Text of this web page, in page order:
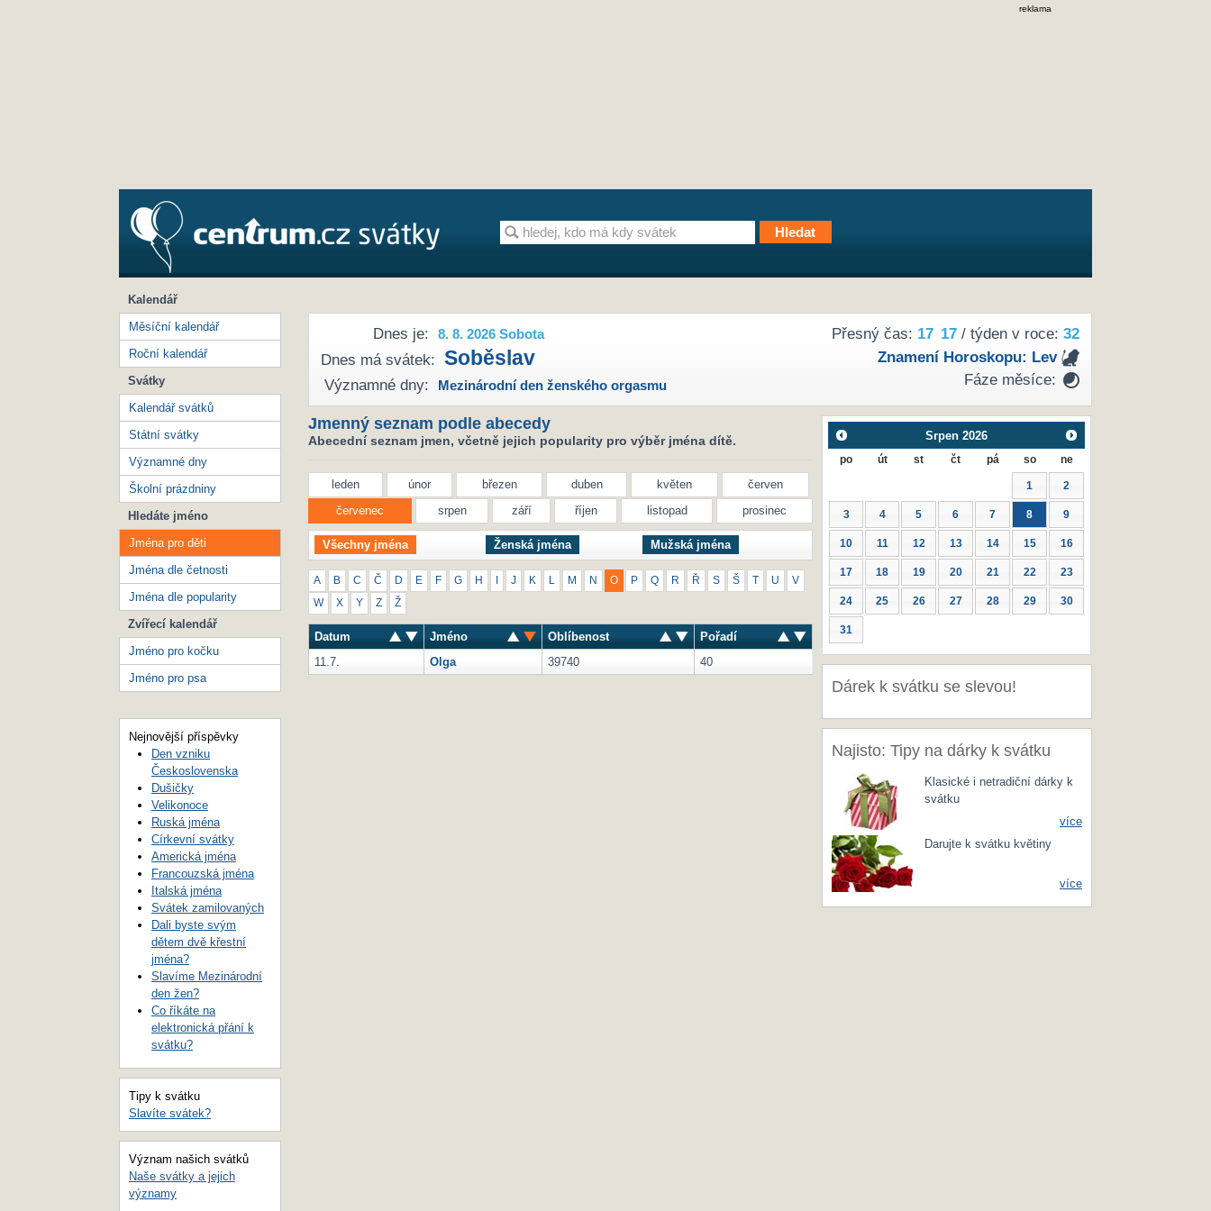
reklama
Přesný čas: 17 17/ týden v roce: 32
Znamení Horoskopu: Lev
Fáze měsíce:
Dnes je: 8. 8. 2026 Sobota
Dnes má svátek: Soběslav
Významné dny: Mezinárodní den ženského orgasmu
Jmenný seznam podle abecedy
Abecední seznam jmen, včetně jejich popularity pro výběr jména dítě.
leden únor březen duben květen
červen
červenec
srpen září říjen listopad prosinec
Všechny jména Ženská jména Mužská jména
A B C Č D E F G H J K M N O P Q R Ř S Š T U V
W X Y Z Ž
Datum Jméno Oblíbenost
Pořadí
11.7.
Olga 39740 40
Srpen 2026
po út st čt pá so ne
1 2
3 4 5 6 7 8 9
10 11 12 13 14 15 16
17 18 19 20 21 22 23
24 25 26 27 28 29 30
31
Dárek k svátku se slevou!
Najisto: Tipy na dárky k svátku
Klasické i netradiční dárky k
svátku
více
Darujte k svátku květiny
více
Kalendář
Měsíční kalendář
Roční kalendář
Svátky
Kalendář svátků
Státní svátky
Významné dny
Školní prázdniny
Hledáte jméno
Jména pro děti
Jména dle četnosti
Jména dle popularity
Zvířecí kalendář
Jméno pro kočku
Jméno pro psa
Nejnovější příspěvky
Den vzniku
Československa
Dušičky
Velikonoce
Ruská jména
Církevní svátky
Americká jména
Francouzská jména
Italská jména
Svátek zamilovaných
Dali byste svým
dětem dvě křestní
jména?
Slavíme Mezinárodní
den žen?
Co říkáte na
elektronická přání k
svátku?
Tipy k svátku
Slavíte svátek?
Význam našich svátků
Naše svátky a jejich
významy